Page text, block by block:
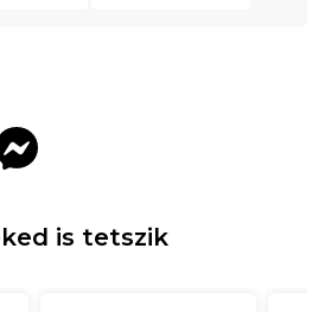
is tetszik